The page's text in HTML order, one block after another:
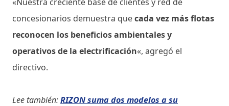
concesionarios demuestra quecada vez más flotas
reconocen los beneficios ambientales y
operativos de la electrificación«, agregó el
directivo.
Lee también:RIZON suma dos modelos a su